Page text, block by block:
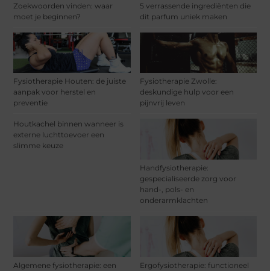
Zoekwoorden vinden: waar
moet je beginnen?
5 verrassende ingrediënten die
dit parfum uniek maken
Fysiotherapie Houten: de juiste
aanpak voor herstel en
preventie
Fysiotherapie Zwolle:
deskundige hulp voor een
pijnvrij leven
Houtkachel binnen wanneer is
externe luchttoevoer een
slimme keuze
Handfysiotherapie:
gespecialiseerde zorg voor
hand-, pols- en
onderarmklachten
Algemene fysiotherapie: een
Ergofysiotherapie: functioneel